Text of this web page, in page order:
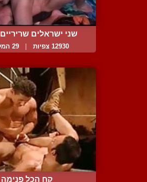
שני ישראלים
12930 צפיות | 29 המלצות
קח הכל פנימה